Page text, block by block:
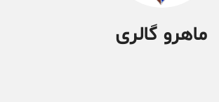
ماهرو گالری